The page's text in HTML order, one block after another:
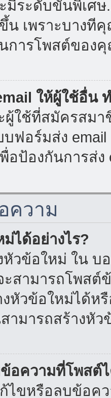
ะมีระดับขั้นพิเศ
เพราะบางที
การโพสต์ของ
ให้ผู้ใช้อื่น
ใช้ที่สมัครสมา
ฟอร์มส่ง
ป้องกันการส่ง
ความ
ได้อย่างไร?
วข้อใหม่ ใน บ
ะสามารถโพส
หัวข้อใหม่ได้ห
ามารถสร้างหั
อความที่โพสต์ไ
ขหรือลบข้อคว